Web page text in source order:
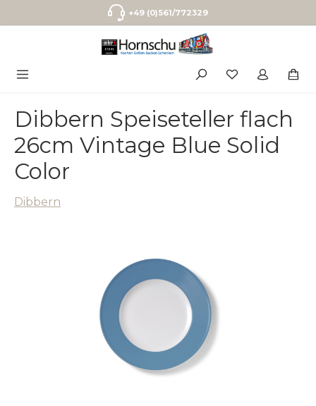
Zum Hauptinhalt springen+49 (0)561/772329
Dibbern Speiseteller flach
26cm Vintage Blue Solid
Color
Dibbern